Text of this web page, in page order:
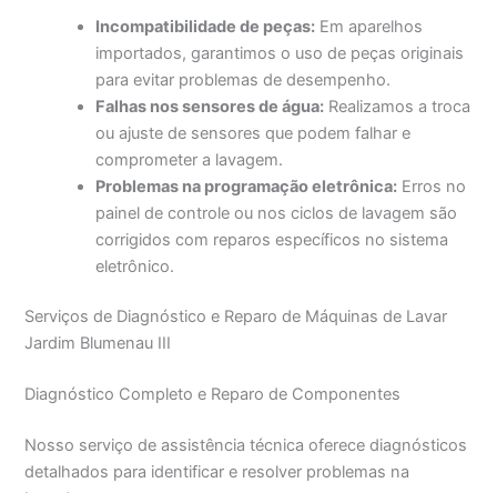
Incompatibilidade de peças: Em aparelhos
importados, garantimos o uso de peças originais
para evitar problemas de desempenho.
Falhas nos sensores de água: Realizamos a troca
ou ajuste de sensores que podem falhar e
comprometer a lavagem.
Problemas na programação eletrônica: Erros no
painel de controle ou nos ciclos de lavagem são
corrigidos com reparos específicos no sistema
eletrônico.
Serviços de Diagnóstico e Reparo de Máquinas de Lavar
Jardim Blumenau III
Diagnóstico Completo e Reparo de Componentes
Nosso serviço de assistência técnica oferece diagnósticos
detalhados para identificar e resolver problemas na